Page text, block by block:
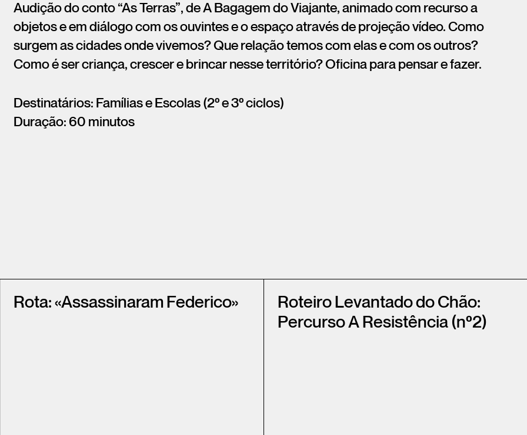
Audição do conto “As Terras”, de A Bagagem do Viajante, animado com recurso a
objetos e em diálogo com os ouvintes e o espaço através de projeção vídeo. Como
surgem as cidades onde vivemos? Que relação temos com elas e com os outros?
Como é ser criança, crescer e brincar nesse território? Oficina para pensar e fazer.
Destinatários: Famílias e Escolas (2º e 3º ciclos)
Duração: 60 minutos
Rota: «Assassinaram Federico»
Roteiro Levantado do Chão:
Percurso A Resistência (nº2)